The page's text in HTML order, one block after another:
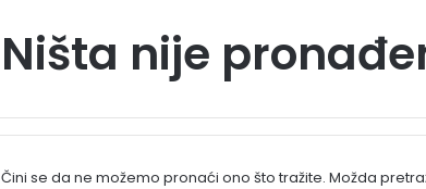
Ništa nije
Čini se da ne možemo pronaći ono što tražite. Možda